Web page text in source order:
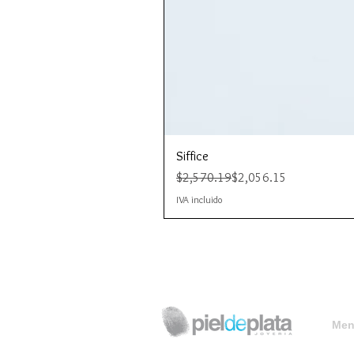
Siffice
Precio
$2,570.19
Precio de oferta$2,056.15
IVA incluido